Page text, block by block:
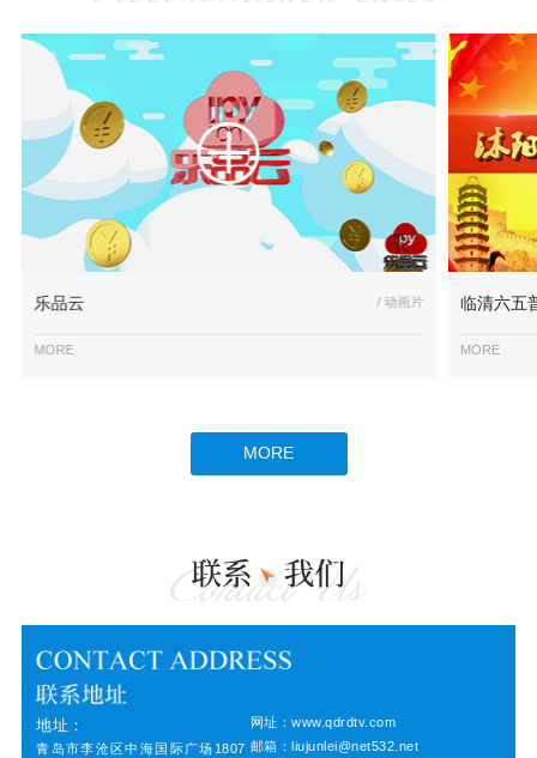
乐品云 / 动画片
MORE
临清六五
MORE
MORE
地址：
青岛市李沧区中海国际广场1807
网址：www.qdrdtv.com
邮箱：liujunlei@net532.net